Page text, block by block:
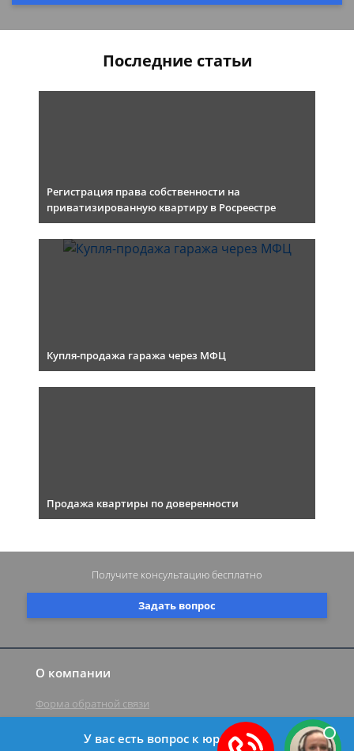
Последние статьи
Регистрация права собственности на
приватизированную квартиру в Росреестре
Купля-продажа гаража через МФЦ
Продажа квартиры по доверенности
О компании
Форма обратной связи
Задать вопрос
Получите консультацию бесплатно
У вас есть вопрос к юристу?